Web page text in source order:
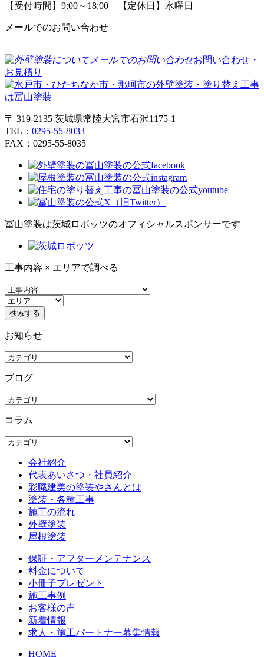
【受付時間】9:00～18:00 【定休日】水曜日
メールでのお問い合わせ
お問い合わせ・
お見積り
〒 319-2135 茨城県常陸大宮市石沢1175-1
TEL： 0295-55-8033
FAX：0295-55-8035
冨山塗装は茨城ロボッツのオフィシャルスポンサーです
工事内容 × エリアで調べる
お知らせ
ブログ
コラム
会社紹介
代表あいさつ・社員紹介
彩職建美の塗装やさんとは
塗装・各種工事
施工の流れ
外壁塗装
屋根塗装
保証・アフターメンテナンス
料金について
小冊子プレゼント
施工事例
お客様の声
新着情報
求人・施工パートナー募集情報
HOME